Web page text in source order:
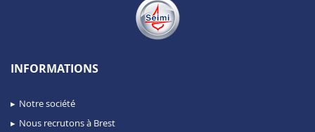
INFORMATIONS
Notre société
Nous recrutons à Brest